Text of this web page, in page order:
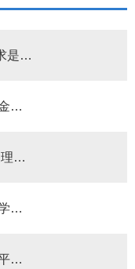
部发（2016）2号关于公布 2016 年求是理学助学金获得者名单的通知
部发（2016）1号关于公布永平奖教金理学部评审委员会成员名单的
部发（2015）4关于公布2015年求是理学助学金获得者名单的通知
部发（2015）3号关于印发《浙江大学理学部学术委员会工作条例》的通知
部发（2015）2号关于调整理学部心平奖教金评审委员会部分成员名单的通知